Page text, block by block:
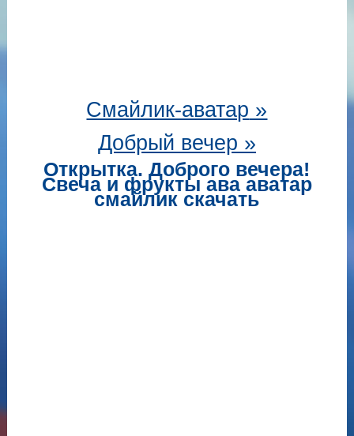
Смайлик-аватар »
Добрый вечер »
Открытка. Доброго вечера!
Свеча и фрукты ава аватар
смайлик скачать